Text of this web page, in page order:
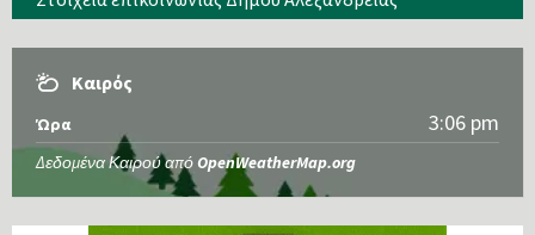
Καιρός
Ώρα 3:06 pm
Δεδομένα Καιρού από OpenWeatherMap.org